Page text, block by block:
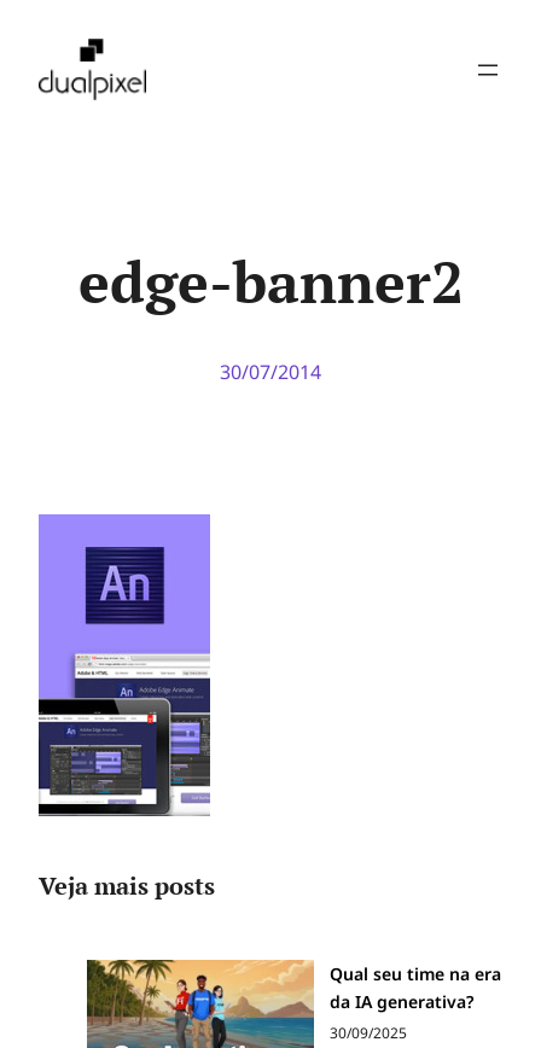
edge-banner2
30/07/2014
Veja mais posts
Qual seu time na era
da IA generativa?
30/09/2025